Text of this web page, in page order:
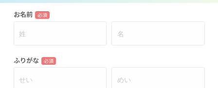
お名前 必須
ふりがな 必須